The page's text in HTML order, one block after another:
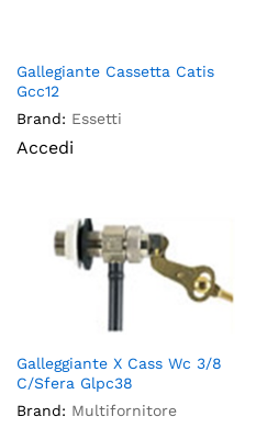
Gallegiante Cassetta Catis
Gcc12
Brand: Essetti
Accedi
Galleggiante X Cass Wc 3/8
C/Sfera Glpc38
Brand: Multifornitore